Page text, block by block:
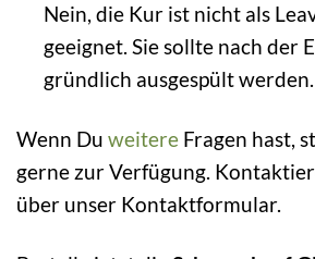
Nein, die Kur ist nicht als
geeignet. Sie sollte nach der
gründlich ausgespült werden.
Wenn Du weitere Fragen hast,
gerne zur Verfügung.
über unser Kontaktformular.